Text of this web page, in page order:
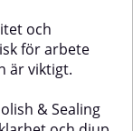
för
tvättrepor och
diameter
effektivt arbete på
minskad
som
och
för arbete
är viktigt.
& Sealing